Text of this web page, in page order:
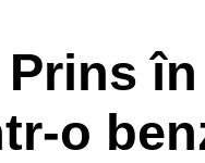
Prins
o